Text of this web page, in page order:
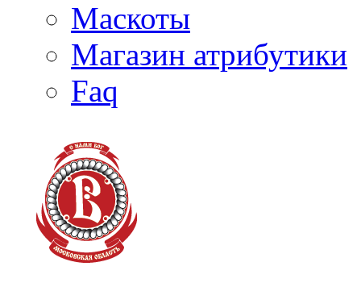
Маскоты
Магазин атрибутики
Faq